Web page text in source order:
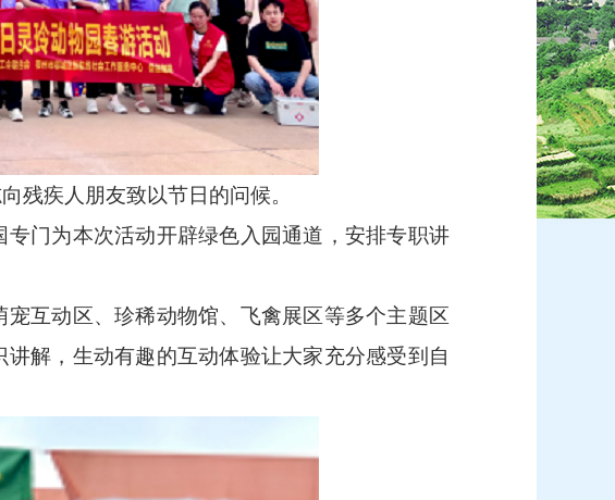
残疾人朋友致以节日的问候。
门为本次活动开辟绿色入园通道，安排专职讲
互动区、珍稀动物馆、飞禽展区等多个主题区
解，生动有趣的互动体验让大家充分感受到自